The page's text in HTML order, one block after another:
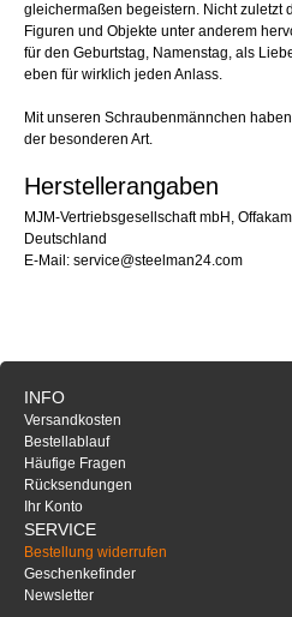
gleichermaßen begeistern. Nicht zuletzt
Figuren und Objekte unter anderem
für den Geburtstag, Namenstag, als
eben für wirklich jeden Anlass.
Mit unseren Schraubenmännchen
der besonderen Art.
Herstellerangaben
MJM-Vertriebsgesellschaft mbH,
Deutschland
E-Mail: service@steelman24.com
INFO
Versandkosten
Bestellablauf
Häufige Fragen
Rücksendungen
Ihr Konto
SERVICE
Bestellung widerrufen
Geschenkefinder
Newsletter